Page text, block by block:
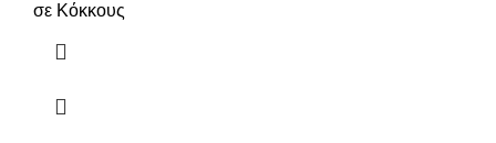
σε Κόκκους